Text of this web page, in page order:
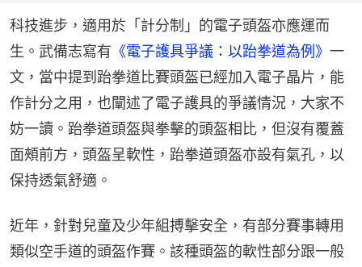
科技進步，適用於「計分制」的電子頭盔亦應運而
生。武備志寫有 《電子護具爭議：以跆拳道為例》 一
文，當中提到跆拳道比賽頭盔已經加入電子晶片，能
作計分之用，也闡述了電子護具的爭議情況，大家不
妨一讀。跆拳道頭盔與拳擊的頭盔相比，但沒有覆蓋
面頰前方，頭盔呈軟性，跆拳道頭盔亦設有氣孔，以
保持透氣舒適。
近年，針對兒童及少年組搏擊安全，有部分賽事轉用
類似空手道的頭盔作賽。該種頭盔的軟性部分跟一般